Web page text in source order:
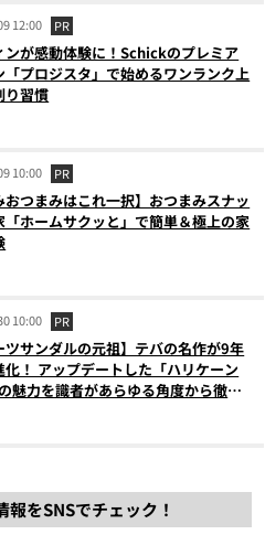
12:00 PR
ンが感動体験に！Schickのプレミア
「プロジスタ」で始めるワンランク上
り習慣
10:00 PR
おつまみはこれ一択】おつまみスナッ
「ホームサクッと」で簡単＆極上の家
10:00 PR
ツサンダルの元祖】テバの名作が9年
化！ アップデートした「ハリケーン
魅力を識者があらゆる角度から徹底
をSNSでチェック！